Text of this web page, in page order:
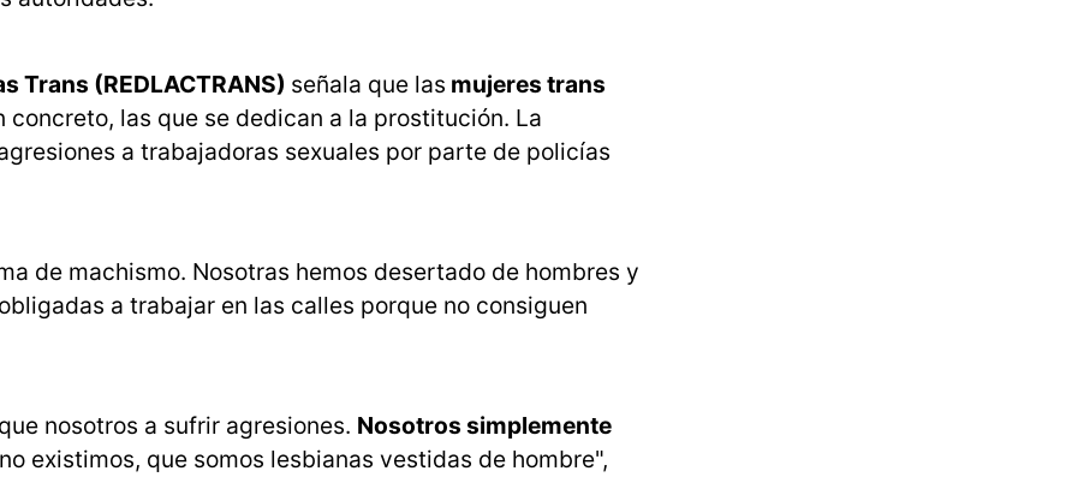
Trans (REDLACTRANS) señala que las mujeres trans
concreto, las que se dedican a la prostitución. La
a trabajadoras sexuales por parte de policías
de machismo. Nosotras hemos desertado de hombres y
a trabajar en las calles porque no consiguen
nosotros a sufrir agresiones. Nosotros simplemente
existimos, que somos lesbianas vestidas de hombre",